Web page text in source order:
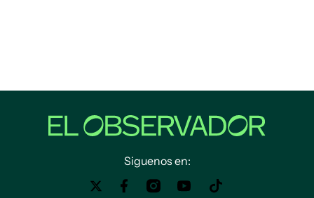
Siguenos en: